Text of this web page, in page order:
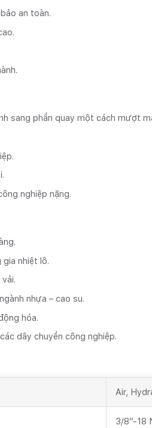
an toàn.
sang phần quay một cách mượt
nghiệp nặng.
nhiệt lô.
nhựa – cao su.
hóa.
dây chuyền công nghiệp.
Air,
3/8″-18